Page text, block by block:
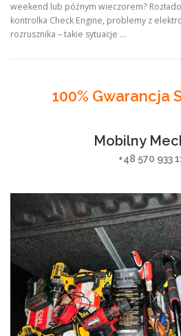
weekend lub późnym wieczorem?
kontrolka Check Engine, problemy z
rozrusznika – takie sytuacje …
100% Gwarancja
Mobilny
+48 570 933